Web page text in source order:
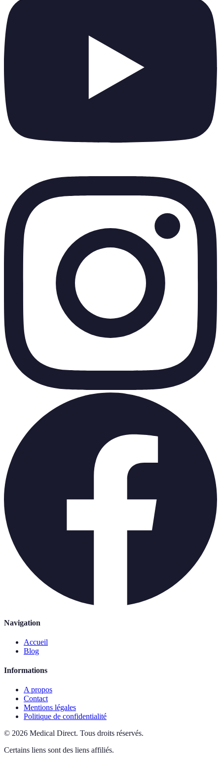
Navigation
Accueil
Blog
Informations
A propos
Contact
Mentions légales
Politique de confidentialité
© 2026 Medical Direct. Tous droits réservés.
Certains liens sont des liens affiliés.